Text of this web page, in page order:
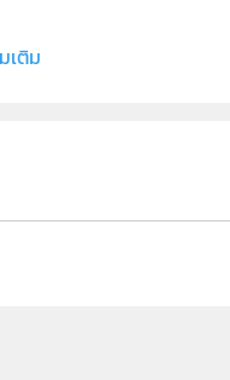
งค์ , นายศุภเสฏฐ์ ชูชัยศรี
เติม